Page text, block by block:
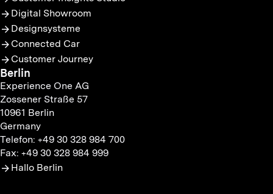
Digital Showroom
Designsysteme
Connected Car
Customer Journey
Berlin
Experience One AG
Zossener Straße 57
10961 Berlin
Germany
Telefon: +49 30 328 984 700
Fax: +49 30 328 984 999
Hallo Berlin